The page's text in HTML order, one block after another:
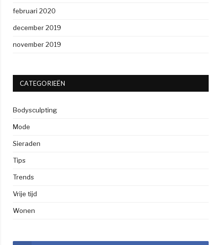
februari 2020
december 2019
november 2019
CATEGORIEËN
Bodysculpting
Mode
Sieraden
Tips
Trends
Vrije tijd
Wonen